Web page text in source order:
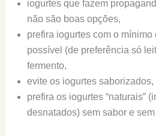
iogurtes que fazem
não são boas opções,
prefira iogurtes com o
possível (de preferência só
fermento,
evite os iogurtes saborizados,
prefira os iogurtes “naturais”
desnatados) sem sabor e